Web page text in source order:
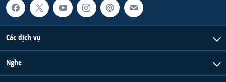
Các dịch vụ
Nghe